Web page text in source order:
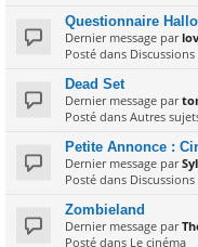
Questionnaire
Dernier message par
Posté dans
Dead Set
Dernier message par
Posté dans Autres
Petite Annonce :
Dernier message par
Posté dans
Zombieland
Dernier message par
Posté dans Le cinéma